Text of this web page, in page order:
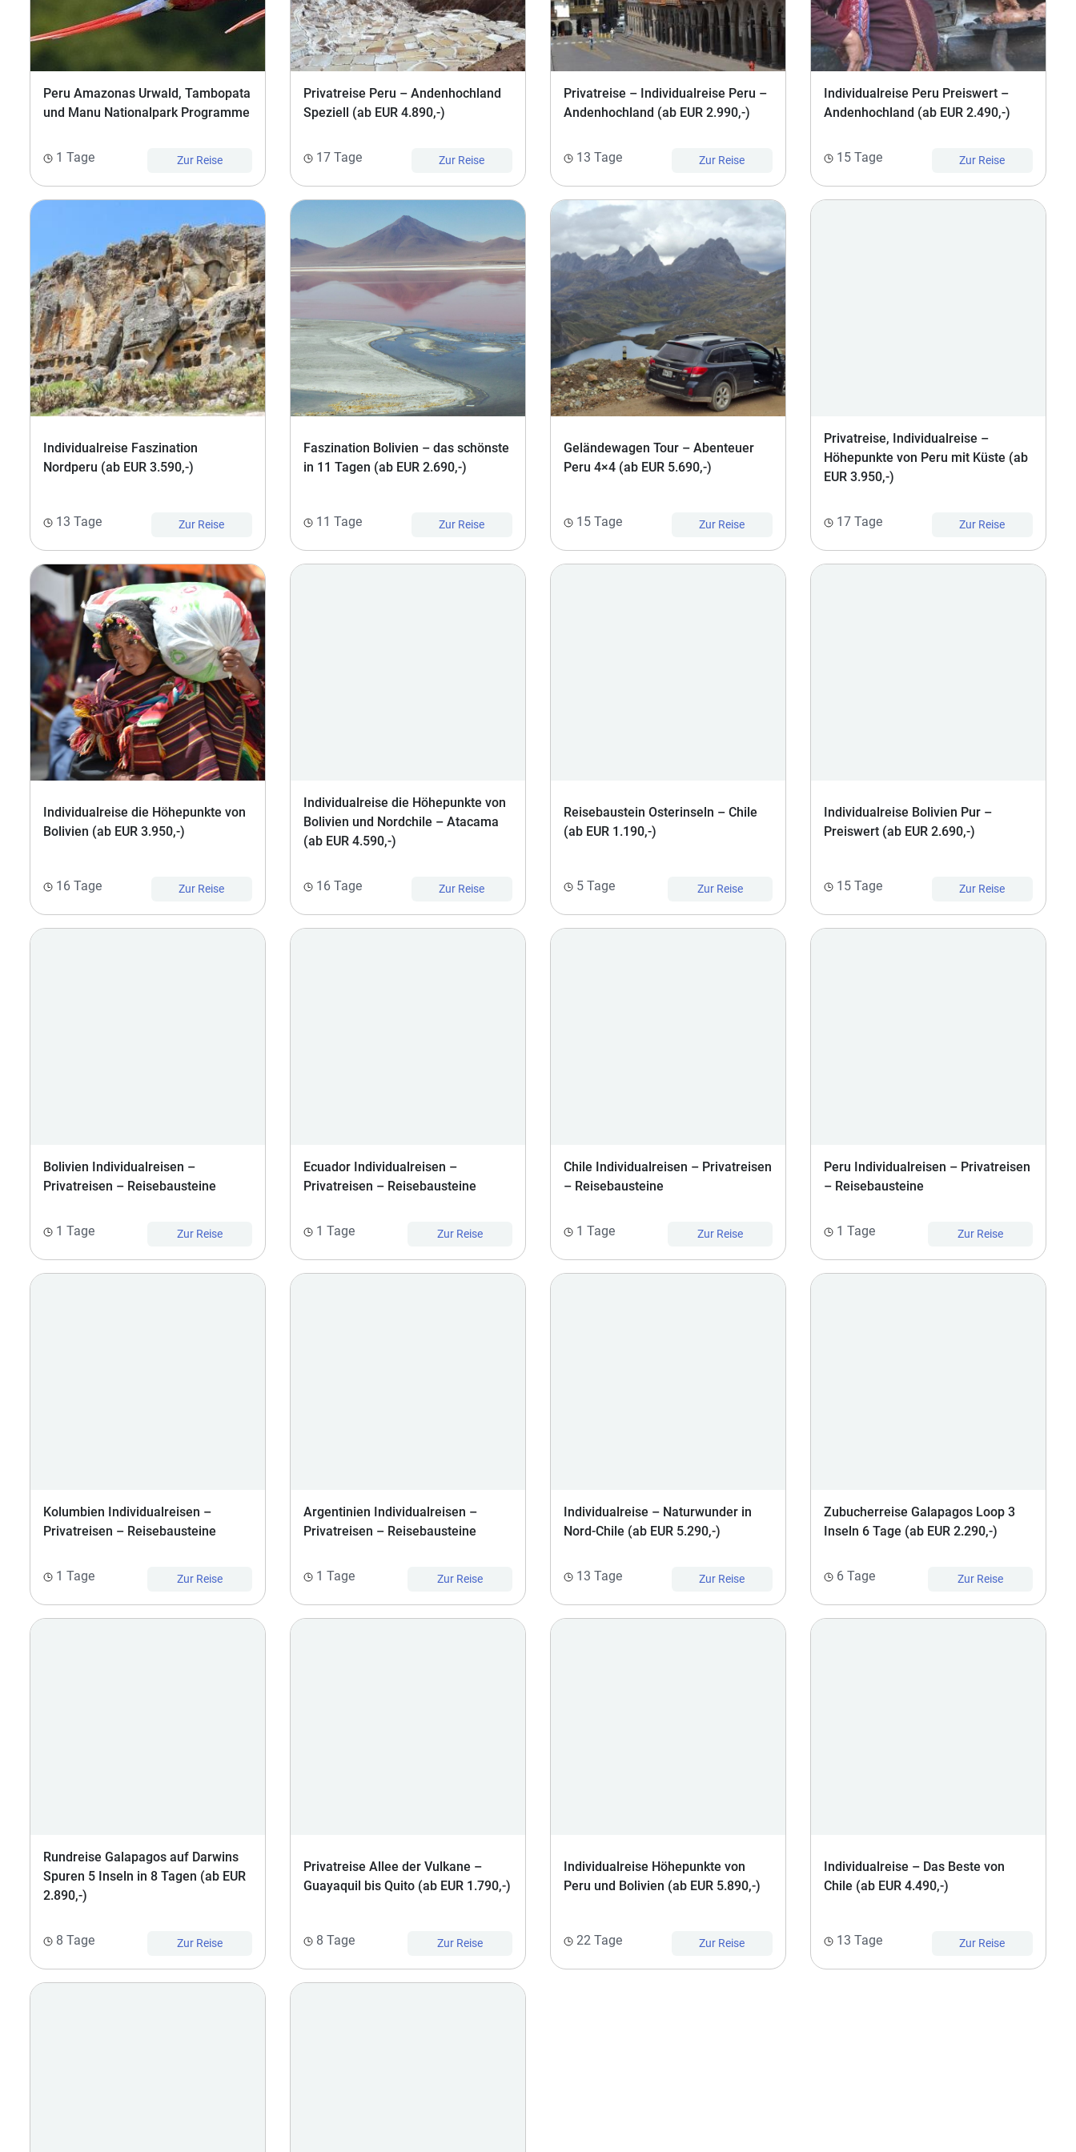
Reiseleitung
Versicherungen
Buchungsabwicklung
Peru Amazonas Urwald, Tambopata
und Manu Nationalpark Programme
1 Tage Zur Reise
Privatreise Peru – Andenhochland
Speziell (ab EUR 4.890,-)
17 Tage Zur Reise
Privatreise – Individualreise Peru –
Andenhochland (ab EUR 2.990,-)
13 Tage Zur Reise
Individualreise Peru Preiswert –
Andenhochland (ab EUR 2.490,-)
15 Tage Zur Reise
Individualreise Faszination
Nordperu (ab EUR 3.590,-)
13 Tage Zur Reise
Faszination Bolivien – das schönste
in 11 Tagen (ab EUR 2.690,-)
11 Tage Zur Reise
Geländewagen Tour – Abenteuer
Peru 4×4 (ab EUR 5.690,-)
15 Tage Zur Reise
Privatreise, Individualreise –
Höhepunkte von Peru mit Küste (ab
EUR 3.950,-)
17 Tage Zur Reise
Individualreise die Höhepunkte von
Bolivien (ab EUR 3.950,-)
16 Tage Zur Reise
Individualreise die Höhepunkte von
Bolivien und Nordchile – Atacama
(ab EUR 4.590,-)
16 Tage Zur Reise
Reisebaustein Osterinseln – Chile
(ab EUR 1.190,-)
5 Tage Zur Reise
Individualreise Bolivien Pur –
Preiswert (ab EUR 2.690,-)
15 Tage Zur Reise
Bolivien Individualreisen –
Privatreisen – Reisebausteine
1 Tage Zur Reise
Ecuador Individualreisen –
Privatreisen – Reisebausteine
1 Tage Zur Reise
Chile Individualreisen – Privatreisen
– Reisebausteine
1 Tage Zur Reise
Peru Individualreisen – Privatreisen
– Reisebausteine
1 Tage Zur Reise
Kolumbien Individualreisen –
Privatreisen – Reisebausteine
1 Tage Zur Reise
Argentinien Individualreisen –
Privatreisen – Reisebausteine
1 Tage Zur Reise
Individualreise – Naturwunder in
Nord-Chile (ab EUR 5.290,-)
13 Tage Zur Reise
Zubucherreise Galapagos Loop 3
Inseln 6 Tage (ab EUR 2.290,-)
6 Tage Zur Reise
Rundreise Galapagos auf Darwins
Spuren 5 Inseln in 8 Tagen (ab EUR
2.890,-)
8 Tage Zur Reise
Privatreise Allee der Vulkane –
Guayaquil bis Quito (ab EUR 1.790,-)
8 Tage Zur Reise
Individualreise Höhepunkte von
Peru und Bolivien (ab EUR 5.890,-)
22 Tage Zur Reise
Individualreise – Das Beste von
Chile (ab EUR 4.490,-)
13 Tage Zur Reise